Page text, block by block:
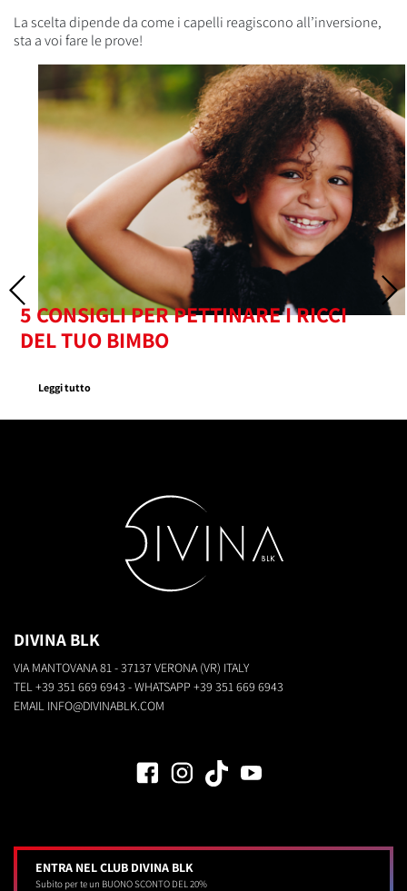
La scelta dipende da come i capelli reagiscono all’inversione,
sta a voi fare le prove!
5 CONSIGLI PER PETTINARE I RICCI
DEL TUO BIMBO
Leggi tutto
DIVINA BLK
VIA MANTOVANA 81 - 37137 VERONA (VR) ITALY
TEL+39 351 669 6943 - WHATSAPP +39 351 669 6943
EMAIL INFO@DIVINABLK.COM
ENTRA NEL CLUB DIVINA BLK
Subito per te un BUONO SCONTO DEL 20%